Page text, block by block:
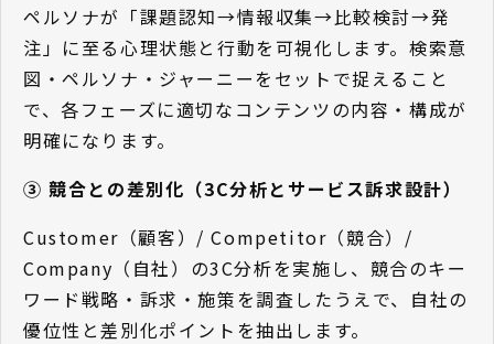
ペルソナが「課題認知→情報収集→比較検討→発
注」に至る心理状態と行動を可視化します。検索意
図・ペルソナ・ジャーニーをセットで捉えること
で、各フェーズに適切なコンテンツの内容・構成が
明確になります。
③ 競合との差別化（3C分析とサービス訴求設計）
Customer（顧客）/ Competitor（競合）/
Company（自社）の3C分析を実施し、競合のキー
ワード戦略・訴求・施策を調査したうえで、自社の
優位性と差別化ポイントを抽出します。